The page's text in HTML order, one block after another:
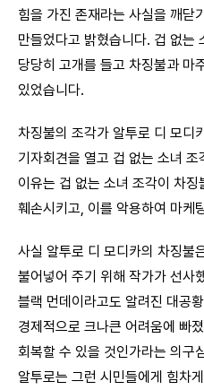
힘을 가진 존재라는 사실을 깨닫
만들었다고 밝혔습니다. 겁 없는
당당히 고개를 들고 차징불과 마
있었습니다.
차징불의 조각가 알투로 디 모
기자회견을 열고 겁 없는 소녀
이유는 겁 없는 소녀 조각이 차징
훼손시키고, 이를 악용하여 마케
사실 알투로 디 모디카의 차징불
불어넣어 주기 위해 작가가 선사
블랙 먼데이라고도 알려진 대공
경제적으로 크나큰 어려움에 빠
회복할 수 있을 것인가라는 의구
알투로는 그런 시민들에게 힘차